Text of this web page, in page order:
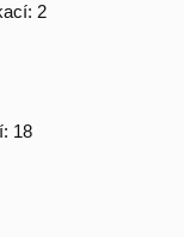
2
18